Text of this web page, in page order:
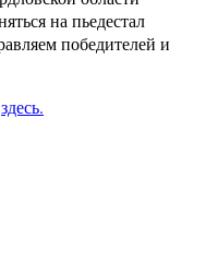
на пьедестал
победителей и
здесь.